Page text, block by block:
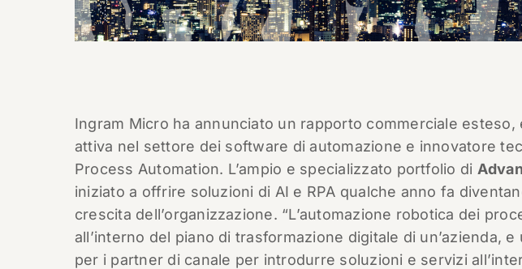
Ingram Micro ha annunciato un rapporto commerciale esteso,
attiva nel settore dei software di automazione e innovatore
Process Automation. L’ampio e specializzato portfolio di
iniziato a offrire soluzioni di AI e RPA qualche anno fa
crescita dell’organizzazione. “L’automazione robotica dei
all’interno del piano di trasformazione digitale di un’azienda,
per i partner di canale per introdurre soluzioni e servizi